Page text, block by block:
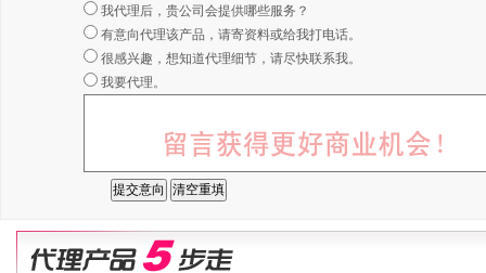
我代理后，贵公司会提供哪些服务？
有意向代理该产品，请寄资料或给我打电话。
很感兴趣，想知道代理细节，请尽快联系我。
我要代理。